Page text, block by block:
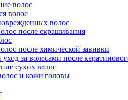
волос
волос
волос
после окрашивания
после химической завивки
уход за волосами после
сухих волос
и кожи головы